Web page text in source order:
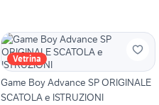
Vetrina
Game Boy Advance SP ORIGINALE
SCATOLA e ISTRUZIONI